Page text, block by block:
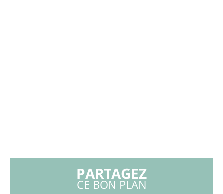
PARTAGEZ
CE BON PLAN